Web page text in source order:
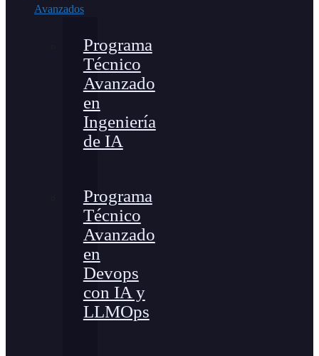
Avanzados
Programa
Técnico
Avanzado
en
Ingeniería
de IA
Programa
Técnico
Avanzado
en
Devops
con IA y
LLMOps